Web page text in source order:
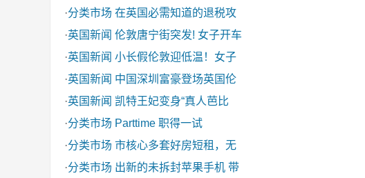
·分类市场 在英国必需知道的退税攻
·英国新闻 伦敦唐宁街突发! 女子开车
·英国新闻 小长假伦敦迎低温！女子
·英国新闻 中国深圳富豪登场英国伦
·英国新闻 凯特王妃变身“真人芭比
·分类市场 Parttime 职得一试
·分类市场 市核心多套好房短租，无
·分类市场 出新的未拆封苹果手机 带